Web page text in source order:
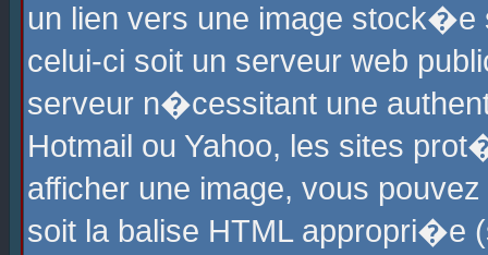
un lien vers une image
celui-ci soit un serveur web
serveur n�cessitant une
Hotmail ou Yahoo, les sites
afficher une image, vous
soit la balise HTML